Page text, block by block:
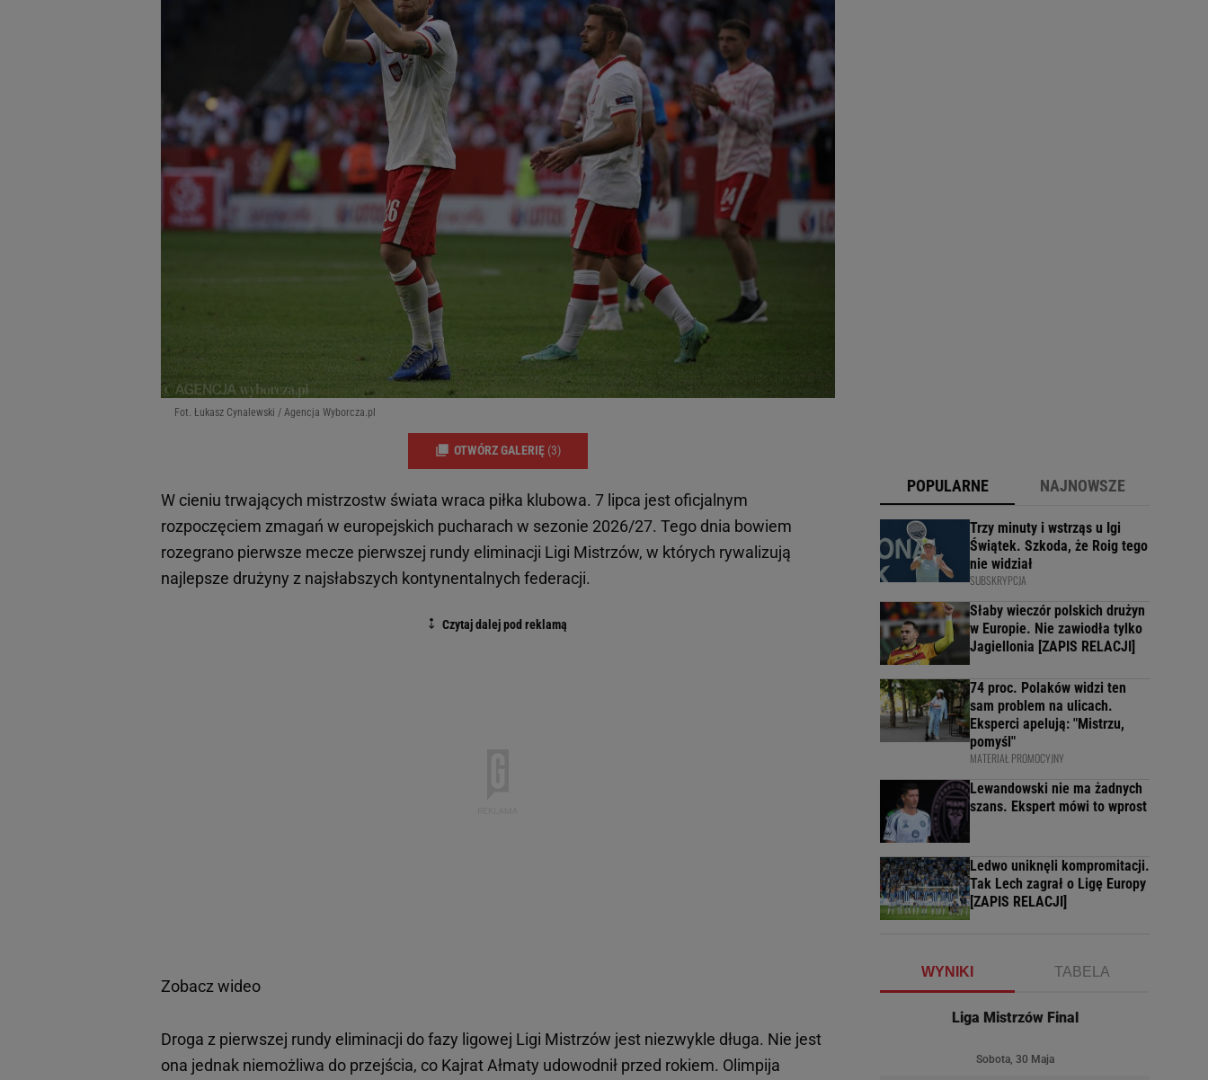
Fot. Łukasz Cynalewski / Agencja Wyborcza.pl
OTWÓRZ GALERIĘ (3)
W cieniu trwających mistrzostw świata wraca piłka klubowa. 7 lipca jest oficjalnym
rozpoczęciem zmagań w europejskich pucharach w sezonie 2026/27. Tego dnia bowiem
rozegrano pierwsze mecze pierwszej rundy eliminacji Ligi Mistrzów, w których rywalizują
najlepsze drużyny z najsłabszych kontynentalnych federacji.
Zobacz wideo
Droga z pierwszej rundy eliminacji do fazy ligowej Ligi Mistrzów jest niezwykle długa. Nie jest
ona jednak niemożliwa do przejścia, co Kajrat Ałmaty udowodnił przed rokiem. Olimpija
POPULARNE NAJNOWSZE
Trzy minuty i wstrząs u Igi
Świątek. Szkoda, że Roig tego
nie widział
SUBSKRYPCJA
Słaby wieczór polskich drużyn
w Europie. Nie zawiodła tylko
Jagiellonia [ZAPIS RELACJI]
74 proc. Polaków widzi ten
sam problem na ulicach.
Eksperci apelują: "Mistrzu,
pomyśl"
MATERIAŁ PROMOCYJNY
Lewandowski nie ma żadnych
szans. Ekspert mówi to wprost
Ledwo uniknęli kompromitacji.
Tak Lech zagrał o Ligę Europy
[ZAPIS RELACJI]
WYNIKI TABELA
Liga Mistrzów Final
Sobota, 30 Maja